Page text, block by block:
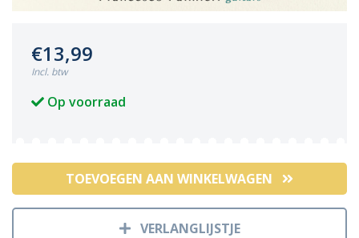
€13,99
Incl. btw
Op voorraad
TOEVOEGEN AAN WINKELWAGEN
VERLANGLIJSTJE